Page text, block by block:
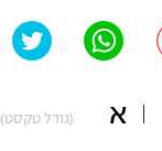
– פודקאסט
בפרסים
א (גודל טקסט)